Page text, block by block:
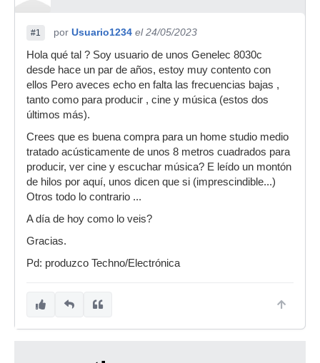
#1 por Usuario1234 el 24/05/2023
Hola qué tal ? Soy usuario de unos Genelec 8030c
desde hace un par de años, estoy muy contento con
ellos Pero aveces echo en falta las frecuencias bajas ,
tanto como para producir , cine y música (estos dos
últimos más).
Crees que es buena compra para un home studio medio
tratado acústicamente de unos 8 metros cuadrados para
producir, ver cine y escuchar música? E leído un montón
de hilos por aquí, unos dicen que si (imprescindible...)
Otros todo lo contrario ...
A día de hoy como lo veis?
Gracias.
Pd: produzco Techno/Electrónica